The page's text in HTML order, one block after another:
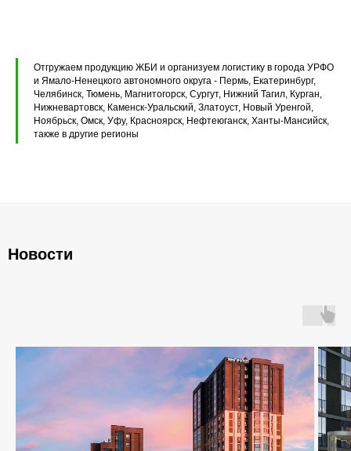
Отгружаем продукцию ЖБИ и организуем логистику в города УРФО
и Ямало-Ненецкого автономного округа - Пермь, Екатеринбург,
Челябинск, Тюмень, Магнитогорск, Сургут, Нижний Тагил, Курган,
Нижневартовск, Каменск-Уральский, Златоуст, Новый Уренгой,
Ноябрьск, Омск, Уфу, Красноярск, Нефтеюганск, Ханты-Мансийск,
также в другие регионы
Новости
Контакты
Каталог
Плиты перекрытия ПТ
Фундаментные блоки ФБС